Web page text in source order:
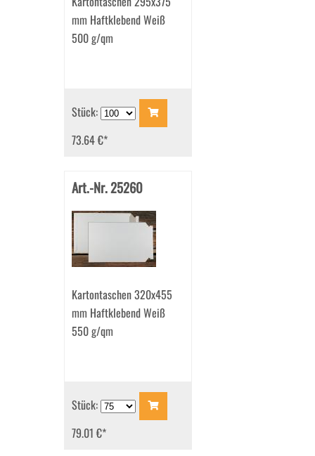
mm Haftklebend Weiß
500 g/qm
Stück:
73.64 €*
Art.-Nr. 25260
Kartontaschen 320x455
mm Haftklebend Weiß
550 g/qm
Stück:
79.01 €*